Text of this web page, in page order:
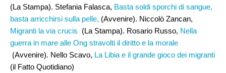
(La Stampa). Stefania Falasca, Basta soldi sporchi di sangue,
basta arricchirsi sulla pelle, (Avvenire). Niccolò Zancan,
Migranti la via crucis (La Stampa). Rosario Russo, Nella
guerra in mare alle Ong stravolti il diritto e la morale
(Avvenire). Nello Scavo, La Libia e il grande gioco dei migranti
(il Fatto Quotidiano)